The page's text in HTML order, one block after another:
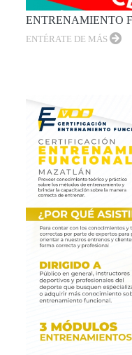
ENTRENAMIENTO
ENTÉRATE DE MÁS